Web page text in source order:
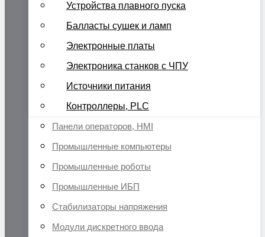
Устройства плавного пуска
Балласты сушек и ламп
Электронные платы
Электроника станков с ЧПУ
Источники питания
Контроллеры, PLC
Панели операторов, HMI
Промышленные компьютеры
Промышленные роботы
Промышленные ИБП
Стабилизаторы напряжения
Модули дискретного ввода